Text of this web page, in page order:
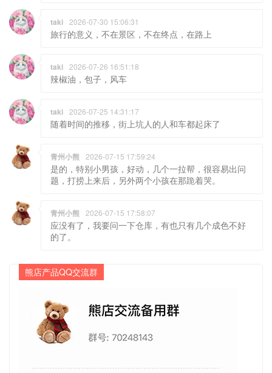
taki 2026-07-26 16:51:18
辣椒油，包子，风车
taki 2026-07-25 14:31:17
随着时间的推移，街上坑人的人和车都起床了
青州小熊 2026-07-15 17:59:24
是的，特别小男孩，好动，几个一拉帮，很容易出问
青州小熊 2026-07-15 17:58:07
应没有了，我要问一下仓库，有也只有几个成色不好
熊店产品QQ交流群